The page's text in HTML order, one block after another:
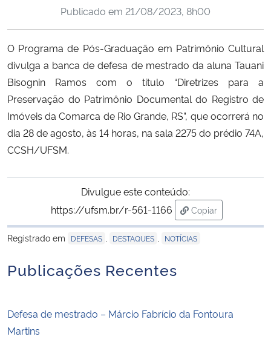
Ministério da Cidadania
Ministério de Minas e Energia
Ministério da Ciência, Tecnologia, Inovações e Comunicações
Ministério do Meio Ambiente
Controladoria-Geral da União
Ministério da Mulher, da Família e dos Direitos Humanos
Secretaria de Governo
Publicado em 21/08/2023, 8h00
O Programa de Pós-Graduação em Patrimônio Cultural
divulga a banca de defesa de mestrado da aluna Tauani
Bisognin Ramos com o título “Diretrizes para a
Preservação do Patrimônio Documental do Registro de
Imóveis da Comarca de Rio Grande, RS”, que ocorrerá no
dia 28 de agosto, às 14 horas, na sala 2275 do prédio 74A,
CCSH/UFSM.
Divulgue este conteúdo:
https://ufsm.br/r-561-1166
Copiar
para área de
Registrado em
DEFESAS DESTAQUES NOTÍCIAS
Publicações Recentes
Defesa de mestrado – Márcio Fabrício da Fontoura
Martins